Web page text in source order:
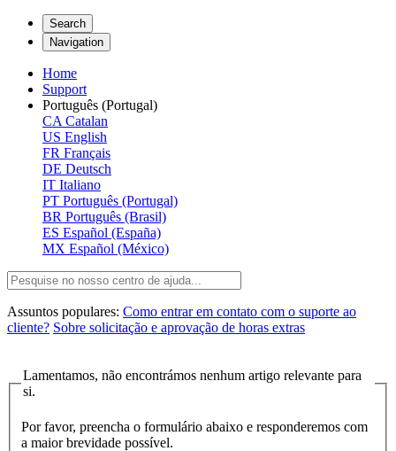
Search
Navigation
Home
Support
Português (Portugal)
CA Catalan
US English
FR Français
DE Deutsch
IT Italiano
PT Português (Portugal)
BR Português (Brasil)
ES Español (España)
MX Español (México)
Assuntos populares: Como entrar em contato com o suporte ao
cliente? Sobre solicitação e aprovação de horas extras
Lamentamos, não encontrámos nenhum artigo relevante para
si.
Por favor, preencha o formulário abaixo e responderemos com
a maior brevidade possível.